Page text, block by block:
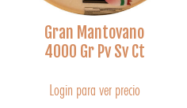
Gran Mantovano
4000 Gr Pv Sv Ct
Login para ver precio